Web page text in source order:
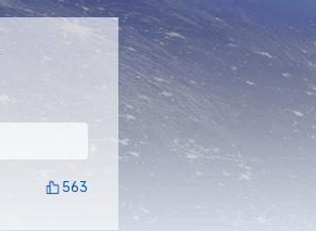
563